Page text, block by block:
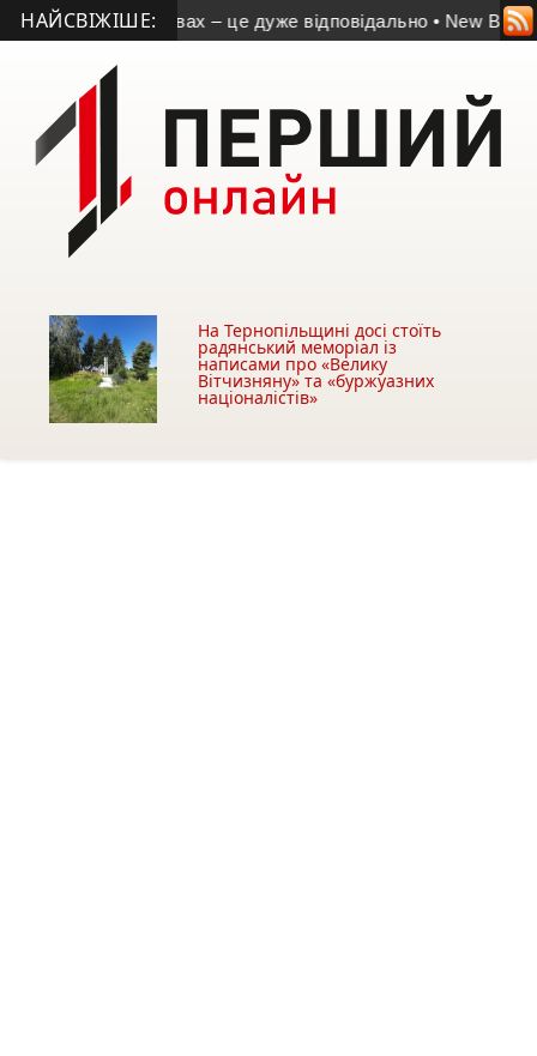
НАЙСВІЖІШЕ:
умовах – це дуже відповідально • New Brain:
На Тернопільщині досі стоїть
радянський меморіал із
написами про «Велику
Вітчизняну» та «буржуазних
націоналістів»